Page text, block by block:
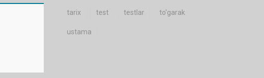
tarix test testlar to'garak
ustama